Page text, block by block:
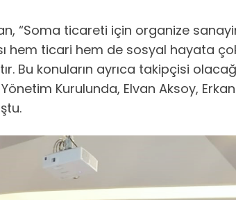
“Soma ticareti için organize
hem ticari hem de sosyal hayata
Bu konuların ayrıca takipçisi
Yönetim Kurulunda, Elvan Aksoy,